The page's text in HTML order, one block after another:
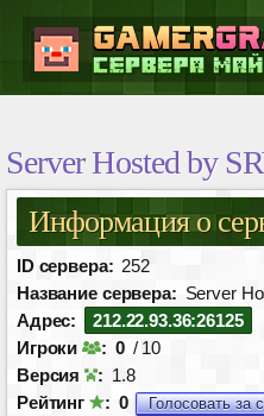
Server Hosted by
Информация о
ID сервера: 252
Название сервера: Server
Адрес:
212.22.93.36:26125
Игроки
: 0 / 10
Версия
: 1.8
Рейтинг
: 0 Голосовать за